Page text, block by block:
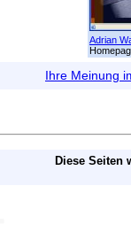
Adrian
Ihre Meinung
Diese Seiten